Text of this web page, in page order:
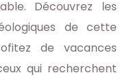
Découvrez les
de cette
de vacances
qui recherchent